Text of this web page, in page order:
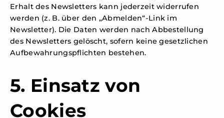
Erhalt des Newsletters kann jederzeit widerrufen
werden (z. B. über den „Abmelden“-Link im
Newsletter). Die Daten werden nach Abbestellung
des Newsletters gelöscht, sofern keine gesetzlichen
Aufbewahrungspflichten bestehen.
5. Einsatz von
Cookies